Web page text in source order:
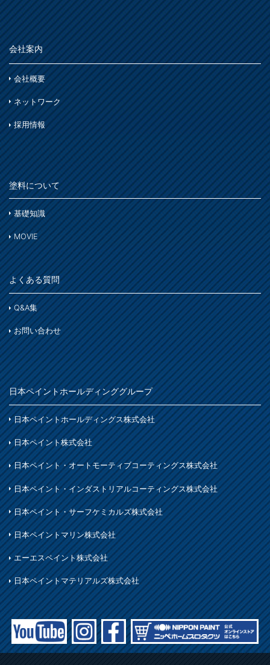
活動内容
SDSお問い合わせ SDS
個人情報について PRIVACY POLICY
オンラインショップ ONLINE SHOP
木部
コンクリート基礎
門扉・手すり・ドア・雨戸
木部
鉄部
アルミ
ステンレス
コンクリート
床・ベランダ・屋上
コンクリート床・アスファルト
ガーデン
プラスチック製品
木部
鉄製品
着色
ホビー・工作
石材・タイル
着色
木部
木部
鉄部
アルミ
家具・電化製品
木部
ホビー・工作
木部
鉄部
紙・発泡スチロール
その他
ガーデン
着色
トタン屋根
かわら屋根
コンクリート床・アスファルト
外壁・塀
ガーデン木部
木部ステイン・ニス・ワックス
スプレー
ホビー・工作
塗装用具
ま
や
ら
わ
会社案内
会社概要
ネットワーク
採用情報
塗料について
基礎知識
MOVIE
よくある質問
Q&A集
お問い合わせ
日本ペイントホールディンググループ
日本ペイントホールディングス株式会社
日本ペイント株式会社
日本ペイント・オートモーティブコーティングス株式会社
日本ペイント・インダストリアルコーティングス株式会社
日本ペイント・サーフケミカルズ株式会社
日本ペイントマリン株式会社
エーエスペイント株式会社
日本ペイントマテリアルズ株式会社